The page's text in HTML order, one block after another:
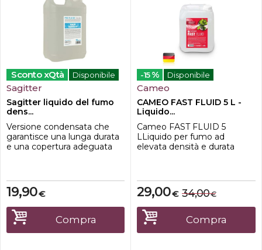
Sconto xQtà Disponibile
Sagitter
Sagitter liquido del fumo
dens...
Versione condensata che
garantisce una lunga durata
e una copertura adeguata
tecnologie impiegate nella
produzione di liquidi per
effetto fumo ambientale,
Sagitter è riuscita a
realizzare una nuova linea di
liquidi ad alta effic...
€
19,90
Compra
-15 % Disponibile
Cameo
CAMEO FAST FLUID 5 L -
Liquido...
Cameo FAST FLUID 5
LLiquido per fumo ad
elevata densità e durata
CO2Ideale per effetti scenici
e teatraliCapacità 5 lEffetto
fumo molto denso, con una
durata molto breveEffetto
CO2Made in
GermanyPronto allusoIn...
€
29,00 €
34,00
Compra